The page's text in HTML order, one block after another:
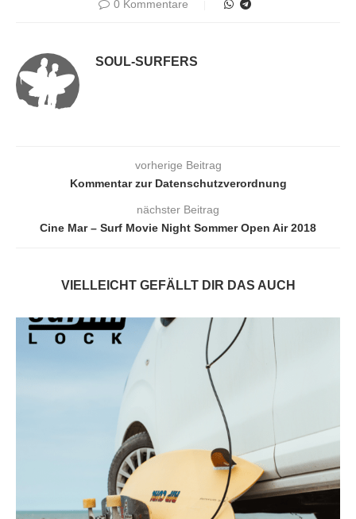
0 Kommentare
SOUL-SURFERS
vorherige Beitrag
Kommentar zur Datenschutzverordnung
nächster Beitrag
Cine Mar – Surf Movie Night Sommer Open Air 2018
VIELLEICHT GEFÄLLT DIR DAS AUCH